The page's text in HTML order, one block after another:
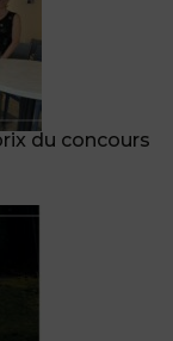
du concours